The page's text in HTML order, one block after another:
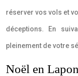
réserver vos vols et
déceptions. En
pleinement de votre
Noël en